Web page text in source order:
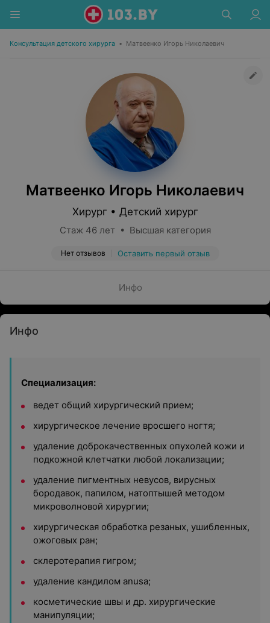
Консультация детского хирурга • Матвеенко Игорь Николаевич
Матвеенко Игорь Николаевич
Хирург • Детский хирург
Стаж 46 лет • Высшая категория
Нет отзывов Оставить первый отзыв
Инфо
Инфо
Специализация:
ведет общий хирургический прием;
хирургическое лечение вросшего ногтя;
удаление доброкачественных опухолей кожи и
подкожной клетчатки любой локализации;
удаление пигментных невусов, вирусных
бородавок, папилом, натоптышей методом
микроволновой хирургии;
хирургическая обработка резаных, ушибленных,
ожоговых ран;
склеротерапия гигром;
удаление кандилом anusa;
косметические швы и др. хирургические
манипуляции;